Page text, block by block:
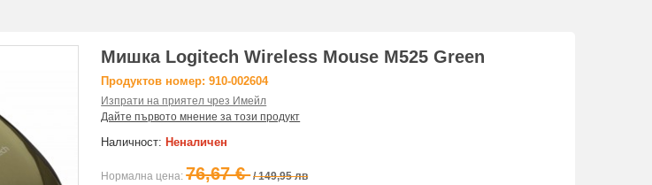
Мишка Logitech Wireless Mouse M525 Green
Продуктов номер: 910-002604
Изпрати на приятел чрез Имейл
Дайте първото мнение за този продукт
Наличност: Неналичен
Нормална цена: 76,67 € / 149,95 лв